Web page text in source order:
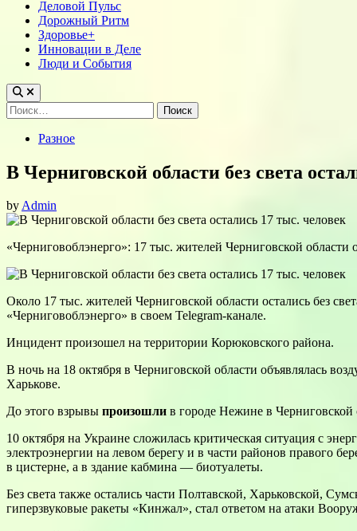
Деловой Пульс
Дорожный Ритм
Здоровье+
Инновации в Деле
Люди и События
Найти:
PostedРазное
В Черниговской области без света
byAdmin
«Черниговоблэнерго»: 17 тыс. жителей Черниговской области
Около 17 тыс. жителей Черниговской области остались без
«Черниговоблэнерго» в своем Telegram-канале.
Инцидент произошел на территории Корюковского района.
В ночь на 18 октября в Черниговской области объявлялась
Харькове.
До этого взрывы произошли в городе Нежине в
10 октября на Украине сложилась критическая ситуация с
электроэнергии на левом берегу и в части районов правого
в цистерне, а в здание кабмина — биотуалеты.
Без света также остались части Полтавской, Харьковской,
гиперзвуковые ракеты «Кинжал», стал ответом на атаки